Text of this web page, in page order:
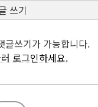
쓰기
글쓰기가 가능합니다.
로그인하세요.